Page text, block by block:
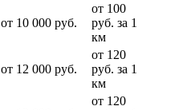
от 10 000 руб.
от 100
руб. за 1
км
от 12 000 руб.
от 120
руб. за 1
км
от 120